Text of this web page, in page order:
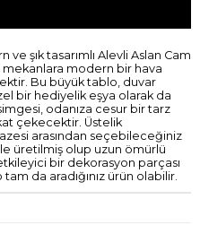
şık tasarımlı Alevli Aslan Cam
mekanlara modern bir hava
Bu büyük tablo, duvar
bir hediyelik eşya olarak da
odanıza cesur bir tarz
çekecektir. Üstelik
arasından seçebileceğiniz
üretilmiş olup uzun ömürlü
bir dekorasyon parçası
tam da aradığınız ürün olabilir.